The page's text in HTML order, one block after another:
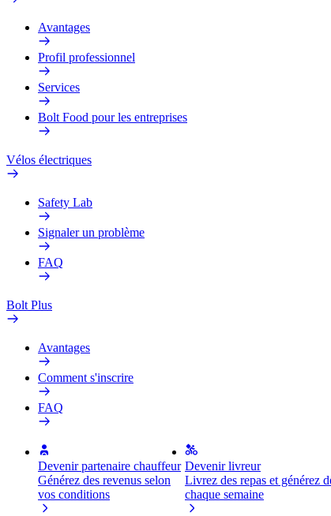
Avantages
Profil professionnel
Services
Bolt Food pour les entreprises
Vélos électriques
Safety Lab
Signaler un problème
FAQ
Bolt Plus
Avantages
Comment s'inscrire
FAQ
Devenir partenaire chauffeur
Générez des revenus selon
vos conditions
Devenir livreur
Livrez des repas et générez
chaque semaine